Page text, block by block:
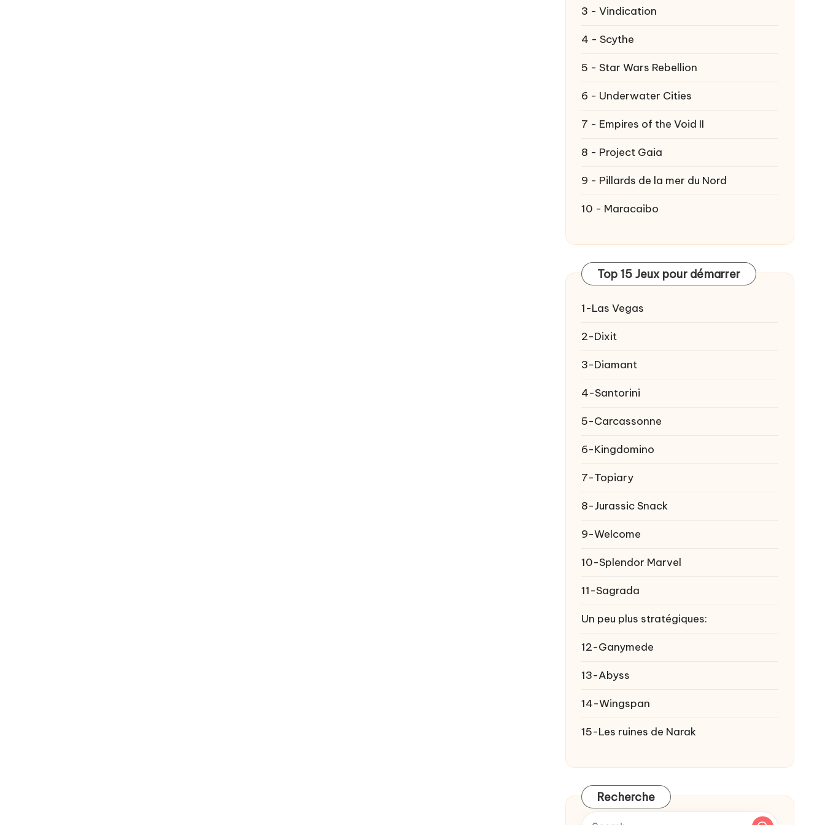
3 - Vindication
4 - Scythe
5 - Star Wars Rebellion
6 - Underwater Cities
7 - Empires of the Void II
8 - Project Gaia
9 - Pillards de la mer du Nord
10 - Maracaibo
Top 15 Jeux pour démarrer
1-Las Vegas
2-Dixit
3-Diamant
4-Santorini
5-Carcassonne
6-Kingdomino
7-Topiary
8-Jurassic Snack
9-Welcome
10-Splendor Marvel
11-Sagrada
Un peu plus stratégiques:
12-Ganymede
13-Abyss
14-Wingspan
15-Les ruines de Narak
Recherche